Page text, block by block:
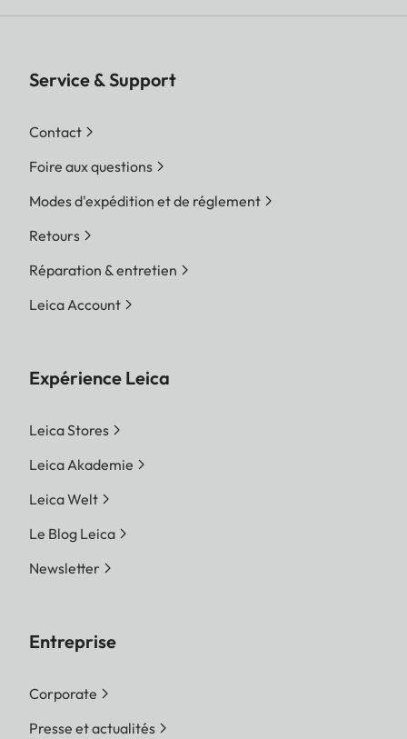
Service & Support
Contact
Foire aux questions
Modes d'expédition et de réglement
Retours
Réparation & entretien
Leica Account
Expérience Leica
Leica Stores
Leica Akademie
Leica Welt
Le Blog Leica
Newsletter
Entreprise
Corporate
Presse et actualités